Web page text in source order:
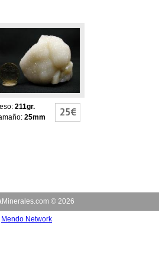
Cuarzo calcedonia
chalcedony
211gr.
25mm 25€
© 2026
Mendo Network